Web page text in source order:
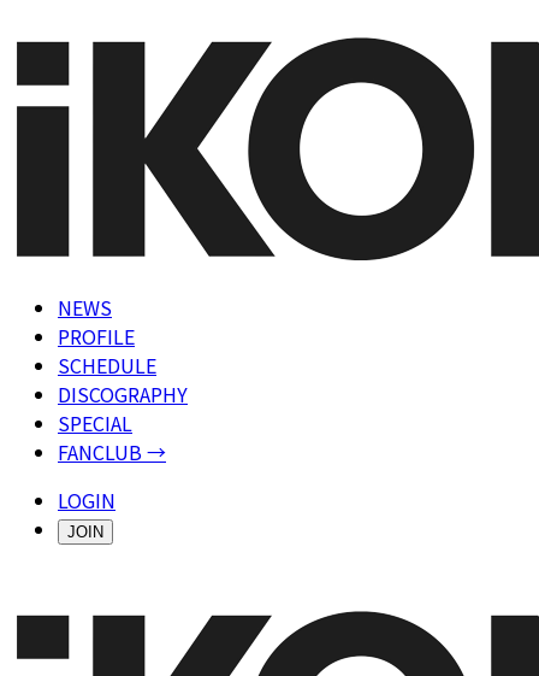
NEWS
PROFILE
SCHEDULE
DISCOGRAPHY
SPECIAL
FANCLUB →
LOGIN
JOIN